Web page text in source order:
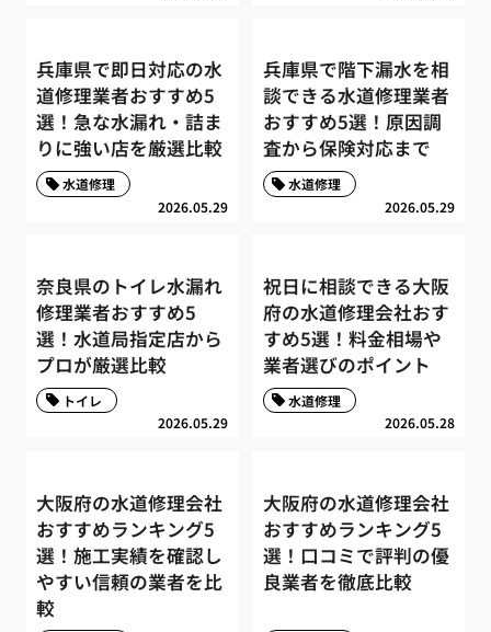
兵庫県で即日対応の水
道修理業者おすすめ5
選！急な水漏れ・詰ま
りに強い店を厳選比較
2026.05.29
水道修理
兵庫県で階下漏水を相
談できる水道修理業者
おすすめ5選！原因調
査から保険対応まで
2026.05.29
水道修理
奈良県のトイレ水漏れ
修理業者おすすめ5
選！水道局指定店から
プロが厳選比較
2026.05.29
トイレ
祝日に相談できる大阪
府の水道修理会社おす
すめ5選！料金相場や
業者選びのポイント
2026.05.28
水道修理
大阪府の水道修理会社
おすすめランキング5
選！施工実績を確認し
やすい信頼の業者を比
較
大阪府の水道修理会社
おすすめランキング5
選！口コミで評判の優
良業者を徹底比較